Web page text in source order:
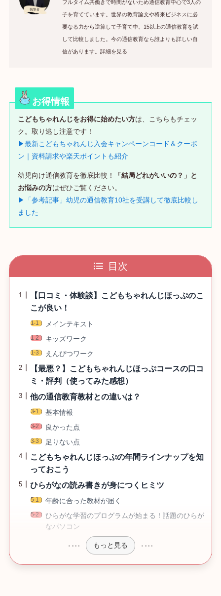
フルタイム共働きで時間がないため通信教育中心で3人の
子を育てています。世界の教育論文や将来ビジネスに必
要なる力から逆算して子育て中。15以上の通信教育を試
して比較しました。今の通信教育なら誰よりも詳しい自
信があります。詳細を見る
お得情報
こどもちゃれんじをお得に始めたい方は、こちらもチェッ
ク。取り逃し注意です！
▶最新こどもちゃれんじ入会キャンペーンコード＆クーポ
ン｜資料請求や楽天ポイントも紹介
幼児向け通信教育を徹底比較！
「結局どれがいいの？」と
お悩みの方はぜひご覧ください。
▶「参考記事」幼児の通信教育10社を受講して徹底比較し
ました
目次
【口コミ・体験談】こどもちゃれんじほっぷのこ
こが良い！
メインテキスト
キッズワーク
えんぴつワーク
【最悪？】こどもちゃれんじほっぷコースの口コ
ミ・評判（使ってみた感想）
他の通信教育教材との違いは？
基本情報
良かった点
足りない点
こどもちゃれんじほっぷの年間ラインナップを知
っておこう
ひらがなの読み書きが身につくヒミツ
年齢に合った教材が届く
ひらがな学習のプログラムが始まる！話題のひらが
なパソコン
もっと見る